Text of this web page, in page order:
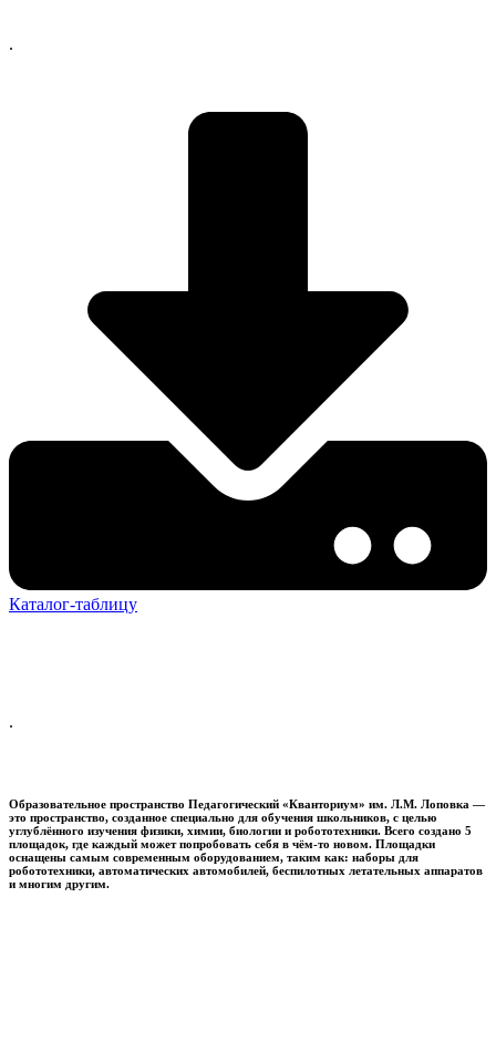
.
Каталог-таблицу
.
Образовательное пространство Педагогический «Кванториум» им. Л.М. Лоповка —
это пространство, созданное специально для обучения школьников, с целью
углублённого изучения физики, химии, биологии и робототехники. Всего создано 5
площадок, где каждый может попробовать себя в чём-то новом. Площадки
оснащены самым современным оборудованием, таким как: наборы для
робототехники, автоматических автомобилей, беспилотных летательных аппаратов
и многим другим.